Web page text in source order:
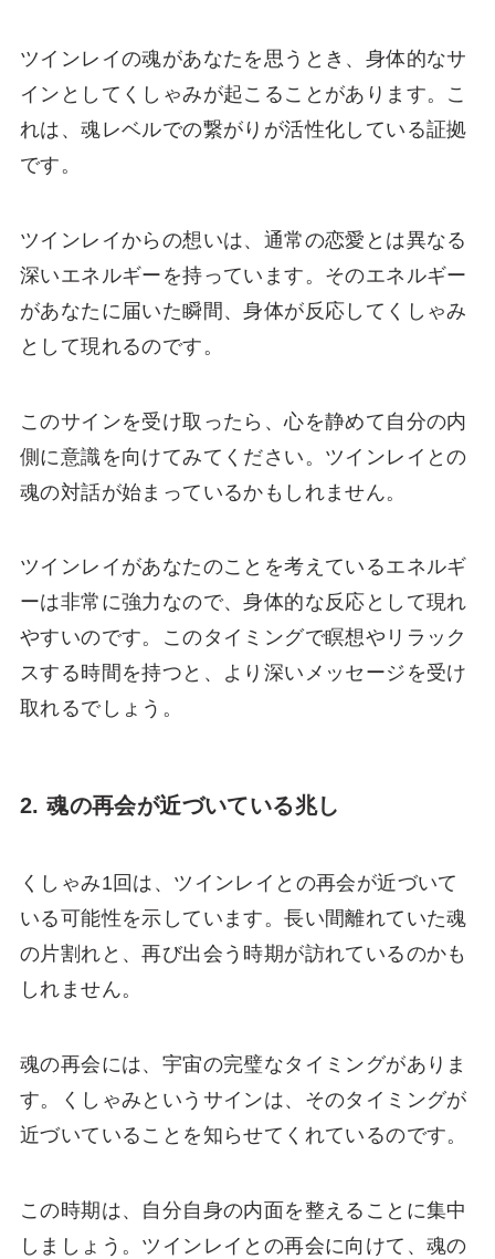
ツインレイの魂があなたを思うとき、身体的なサ
インとしてくしゃみが起こることがあります。こ
れは、魂レベルでの繋がりが活性化している証拠
です。
ツインレイからの想いは、通常の恋愛とは異なる
深いエネルギーを持っています。そのエネルギー
があなたに届いた瞬間、身体が反応してくしゃみ
として現れるのです。
このサインを受け取ったら、心を静めて自分の内
側に意識を向けてみてください。ツインレイとの
魂の対話が始まっているかもしれません。
ツインレイがあなたのことを考えているエネルギ
ーは非常に強力なので、身体的な反応として現れ
やすいのです。このタイミングで瞑想やリラック
スする時間を持つと、より深いメッセージを受け
取れるでしょう。
2. 魂の再会が近づいている兆し
くしゃみ1回は、ツインレイとの再会が近づいて
いる可能性を示しています。長い間離れていた魂
の片割れと、再び出会う時期が訪れているのかも
しれません。
魂の再会には、宇宙の完璧なタイミングがありま
す。くしゃみというサインは、そのタイミングが
近づいていることを知らせてくれているのです。
この時期は、自分自身の内面を整えることに集中
しましょう。ツインレイとの再会に向けて、魂の